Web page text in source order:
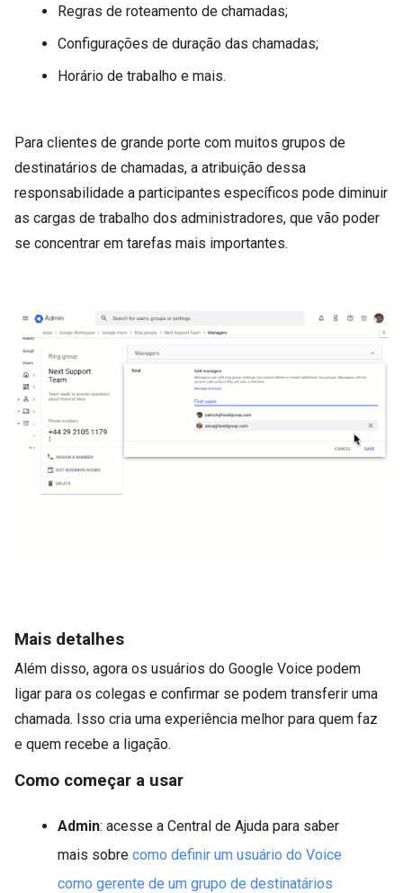
Regras de roteamento de chamadas;
Configurações de duração das chamadas;
Horário de trabalho e mais.
Para clientes de grande porte com muitos grupos de
destinatários de chamadas, a atribuição dessa
responsabilidade a participantes específicos pode diminuir
as cargas de trabalho dos administradores, que vão poder
se concentrar em tarefas mais importantes.
Mais detalhes
Além disso, agora os usuários do Google Voice podem
ligar para os colegas e confirmar se podem transferir uma
chamada. Isso cria uma experiência melhor para quem faz
e quem recebe a ligação.
Como começar a usar
Admin: acesse a Central de Ajuda para saber
mais sobre como definir um usuário do Voice
como gerente de um grupo de destinatários